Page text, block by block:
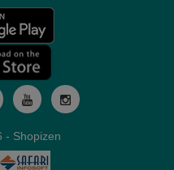
- Shopizen